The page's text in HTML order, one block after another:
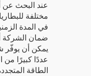
مختلفة
في المدة
ضمان الشركة
يمكن أن يوفّر
عددًا كبيرًا
الطاقة